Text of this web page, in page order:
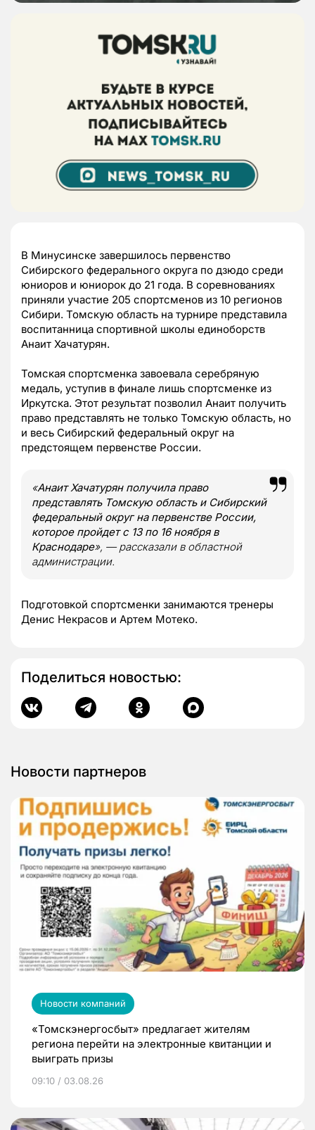
В Минусинске завершилось первенство
Сибирского федерального округа по дзюдо среди
юниоров и юниорок до 21 года. В соревнованиях
приняли участие 205 спортсменов из 10 регионов
Сибири. Томскую область на турнире представила
воспитанница спортивной школы единоборств
Анаит Хачатурян.
Томская спортсменка завоевала серебряную
медаль, уступив в финале лишь спортсменке из
Иркутска. Этот результат позволил Анаит получить
право представлять не только Томскую область, но
и весь Сибирский федеральный округ на
предстоящем первенстве России.
«Анаит Хачатурян получила право
представлять Томскую область и Сибирский
федеральный округ на первенстве России,
которое пройдет с 13 по 16 ноября в
Краснодаре», — рассказали в областной
администрации.
Подготовкой спортсменки занимаются тренеры
Денис Некрасов и Артем Мотеко.
Поделиться новостью:
Новости партнеров
Новости компаний
«Томскэнергосбыт» предлагает жителям
региона перейти на электронные квитанции и
выиграть призы
09:10 / 03.08.26